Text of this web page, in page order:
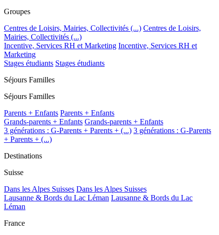
Groupes
Centres de Loisirs, Mairies, Collectivités (...) Centres de Loisirs,
Mairies, Collectivités (...)
Incentive, Services RH et Marketing Incentive, Services RH et
Marketing
Stages étudiants Stages étudiants
Séjours Familles
Séjours Familles
Parents + Enfants Parents + Enfants
Grands-parents + Enfants Grands-parents + Enfants
3 générations : G-Parents + Parents + (...) 3 générations : G-Parents
+ Parents + (...)
Destinations
Suisse
Dans les Alpes Suisses Dans les Alpes Suisses
Lausanne & Bords du Lac Léman Lausanne & Bords du Lac
Léman
France